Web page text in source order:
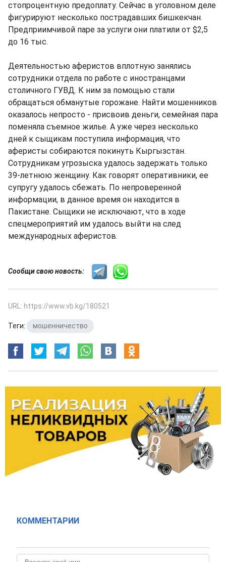
стопроцентную предоплату. Сейчас в уголовном деле
фигурируют несколько пострадавших бишкекчан.
Предприимчивой паре за услуги они платили от $2,5
до 16 тыс.
Деятельностью аферистов вплотную занялись
сотрудники отдела по работе с иностранцами
столичного ГУВД. К ним за помощью стали
обращаться обманутые горожане. Найти мошенников
оказалось непросто - присвоив деньги, семейная пара
поменяла съемное жилье. А уже через несколько
дней к сыщикам поступила информация, что
аферисты собираются покинуть Кыргызстан.
Сотрудникам угрозыска удалось задержать только
39-летнюю женщину. Как говорят оперативники, ее
супругу удалось сбежать. По непроверенной
информации, в данное время он находится в
Пакистане. Сыщики не исключают, что в ходе
спецмероприятий им удалось выйти на след
международных аферистов.
Сообщи свою новость:
URL: https://www.vb.kg/180521
Теги: мошенничество
КОММЕНТАРИИ